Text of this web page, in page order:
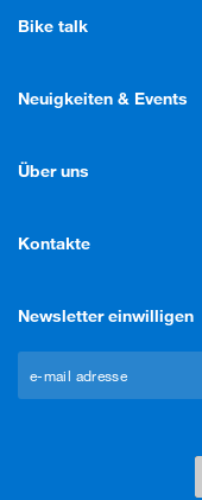
Bike talk
Neuigkeiten & Events
Über uns
Kontakte
Newsletter einwilligen